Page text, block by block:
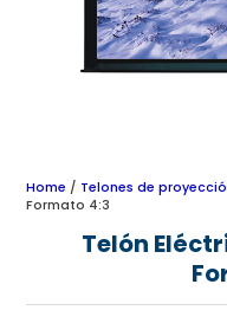
Home / Telones de
Formato 4:3
Telón